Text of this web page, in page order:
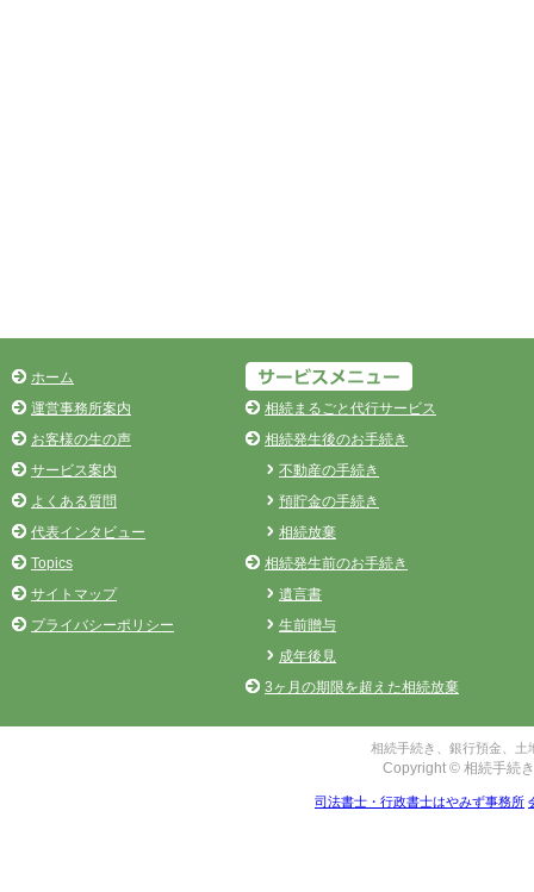
ホーム
運営事務所案内
お客様の生の声
サービス案内
よくある質問
代表インタビュー
Topics
サイトマップ
プライバシーポリシー
相続まるごと代行サービス
相続発生後のお手続き
不動産の手続き
預貯金の手続き
相続放棄
相続発生前のお手続き
遺言書
生前贈与
成年後見
3ヶ月の期限を超えた相続放棄
相続手続き、銀行預金、土
Copyright © 相続手続
司法書士・行政書士はやみず事務所